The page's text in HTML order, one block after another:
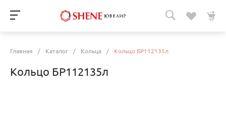
Главная / Каталог / Кольца / Кольцо БР112135л
Кольцо БР112135л